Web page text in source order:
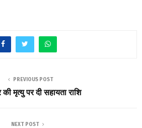
PREVIOUS POST
मृत्यु पर दी सहायता राशि
NEXT POST